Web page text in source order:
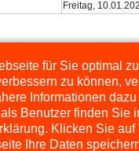
Freitag,
Powered by ChessLeagueManager
für Sie optimal
zu können,
Informationen
Benutzer finden Sie
Klicken Sie auf
Ihre Daten